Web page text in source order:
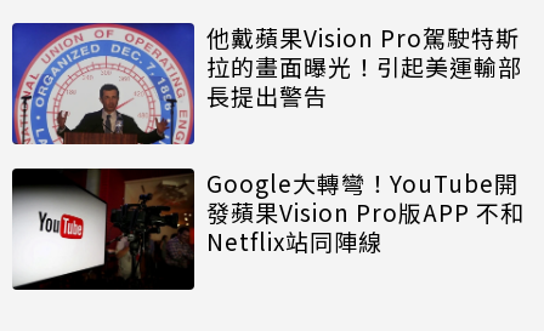
他戴蘋果Vision Pro駕駛特斯
拉的畫面曝光！引起美運輸部
長提出警告
Google大轉彎！YouTube開
發蘋果Vision Pro版APP 不和
Netflix站同陣線